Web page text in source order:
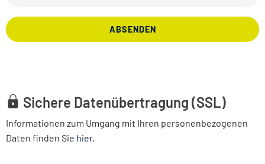
ABSENDEN
Sichere Datenübertragung (SSL)
Informationen zum Umgang mit Ihren personenbezogenen
Daten finden Sie hier.